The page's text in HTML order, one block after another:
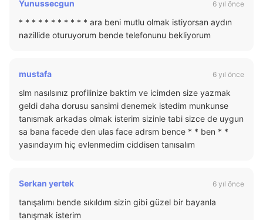
Yunussecgun 6 yıl önce
* * * * * * * * * * * ara beni mutlu olmak istiyorsan aydın
nazillide oturuyorum bende telefonunu bekliyorum
mustafa 6 yıl önce
slm nasılsınız profilinize baktim ve icimden size yazmak
geldi daha dorusu sansimi denemek istedim munkunse
tanısmak arkadas olmak isterim sizinle tabi sizce de uygun
sa bana facede den ulas face adrsm bence * * ben * *
yasındayım hiç evlenmedim ciddisen tanısalım
Serkan yertek 6 yıl önce
tanışalımı bende sıkıldım sizin gibi güzel bir bayanla
tanışmak isterim